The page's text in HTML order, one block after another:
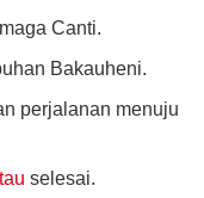
Canti.
Bakauheni.
perjalanan menuju
selesai.